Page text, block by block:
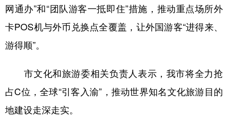
网通办”和“团队游客一抵即住”措施，推动重点场所外
卡POS机与外币兑换点全覆盖，让外国游客“进得来、
游得顺”。
市文化和旅游委相关负责人表示，我市将全力抢
占C位，全球“引客入渝”，推动世界知名文化旅游目的
地建设走深走实。